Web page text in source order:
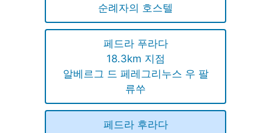
순례자의 호스텔
페드라 푸라다
18.3km 지점
알베르그 드 페레그리누스 우 팔
류쑤
페드라 후라다